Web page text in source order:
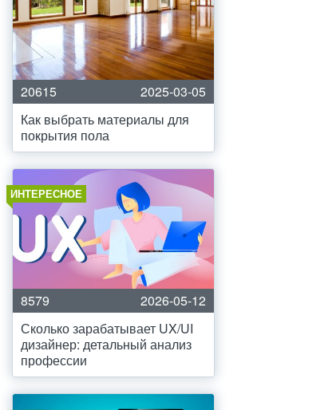
20615
2025-03-05
Как выбрать материалы для
покрытия пола
ИНТЕРЕСНОЕ
8579
2026-05-12
Сколько зарабатывает UX/UI
дизайнер: детальный анализ
профессии